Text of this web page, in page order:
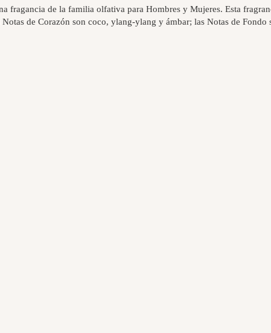
fragancia de la familia olfativa para Hombres y Mujeres. Esta
de Corazón son coco, ylang-ylang y ámbar; las Notas de